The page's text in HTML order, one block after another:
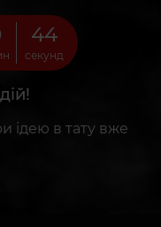
42
секунд
ідею в тату вже